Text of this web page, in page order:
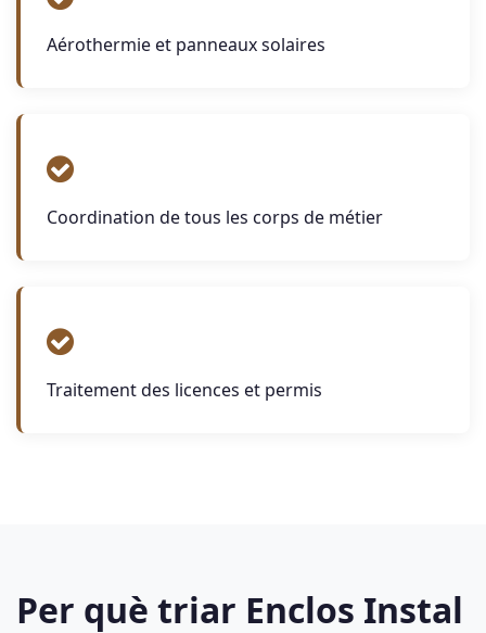
Aérothermie et panneaux solaires
Coordination de tous les corps de métier
Traitement des licences et permis
Per què triar Enclos Instal